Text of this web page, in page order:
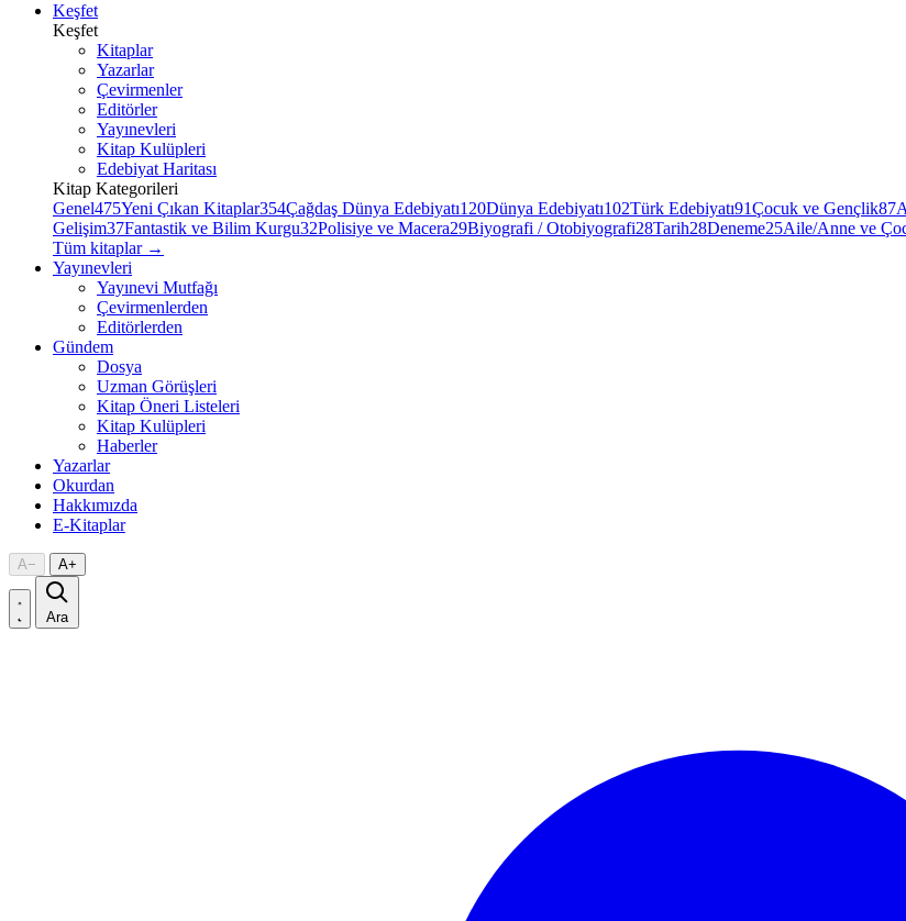
Keşfet
Keşfet
Kitaplar
Yazarlar
Çevirmenler
Editörler
Yayınevleri
Kitap Kulüpleri
Edebiyat Haritası
Kitap Kategorileri
Genel475Yeni Çıkan Kitaplar354Çağdaş Dünya Edebiyatı120Dünya Edebiyatı102Türk Edebiyatı91Çocuk ve Gençlik87
Gelişim37Fantastik ve Bilim Kurgu32Polisiye ve Macera29Biyografi / Otobiyografi28Tarih28Deneme25Aile/Anne ve
Tüm kitaplar →
Yayınevleri
Yayınevi Mutfağı
Çevirmenlerden
Editörlerden
Gündem
Dosya
Uzman Görüşleri
Kitap Öneri Listeleri
Kitap Kulüpleri
Haberler
Yazarlar
Okurdan
Hakkımızda
E-Kitaplar
A− A+
Ara